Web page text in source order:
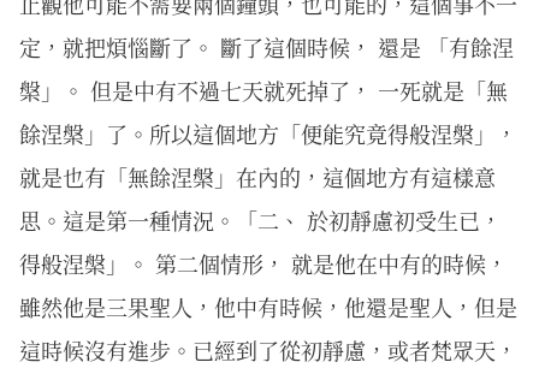
定，就把煩惱斷了。 斷了這個時候， 還是 「有餘涅
槃」。 但是中有不過七天就死掉了， 一死就是「無
餘涅槃」了。所以這個地方「便能究竟得般涅槃」，
就是也有「無餘涅槃」在內的，這個地方有這樣意
思。這是第一種情況。「二、 於初靜慮初受生已，
得般涅槃」。 第二個情形， 就是他在中有的時候，
雖然他是三果聖人，他中有時候，他還是聖人，但是
這時候沒有進步。已經到了從初靜慮，或者梵眾天，